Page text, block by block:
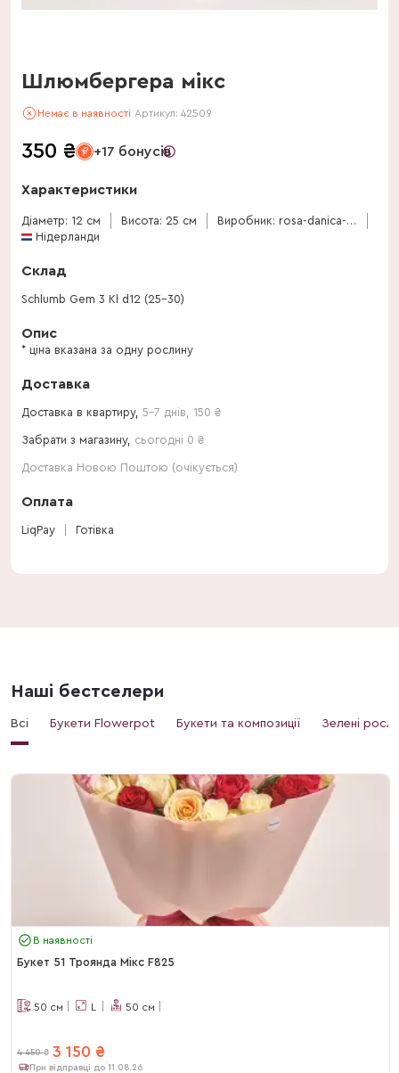
Шлюмбергера мікс
Немає в наявності Артикул: 42509
350 ₴ +17 бонусів
Характеристики
Діаметр: 12 см Висота: 25 см
Виробник: rosa-danica-a-s
Нідерланди
Склад
Schlumb Gem 3 Kl d12 (25-30)
Опис
* ціна вказана за одну рослину
Доставка
Доставка в квартиру, 5-7 днів 150 ₴
Забрати з магазину, сьогодні 0 ₴
Доставка Новою Поштою (очікується)
Оплата
LiqPay Готівка
Наші бестселери
Всі Букети Flowerpot Букети та композиції Зелені
В наявності
Букет 51 Троянда Мікс F825
50 см L 50 см
4 450 ₴ 3 150 ₴
При відправці до 11.08.26